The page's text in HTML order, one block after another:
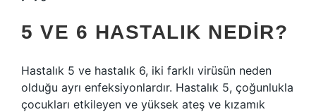
5 VE 6 HASTALIK NEDIR?
Hastalık 5 ve hastalık 6, iki farklı virüsün neden
olduğu ayrı enfeksiyonlardır. Hastalık 5, çoğunlukla
çocukları etkileyen ve yüksek ateş ve kızamık